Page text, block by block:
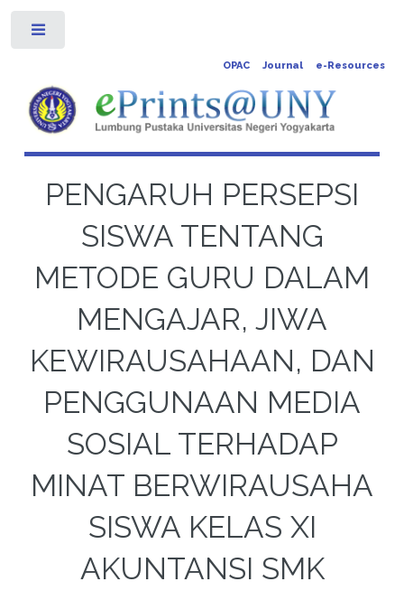
OPAC Journal e-Resources
PENGARUH PERSEPSI
SISWA TENTANG
METODE GURU DALAM
MENGAJAR, JIWA
KEWIRAUSAHAAN, DAN
PENGGUNAAN MEDIA
SOSIAL TERHADAP
MINAT BERWIRAUSAHA
SISWA KELAS XI
AKUNTANSI SMK